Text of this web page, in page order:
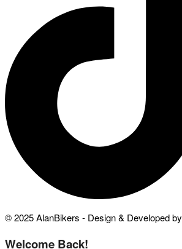
© 2025 AlanBikers - Design & Developed by
Welcome Back!